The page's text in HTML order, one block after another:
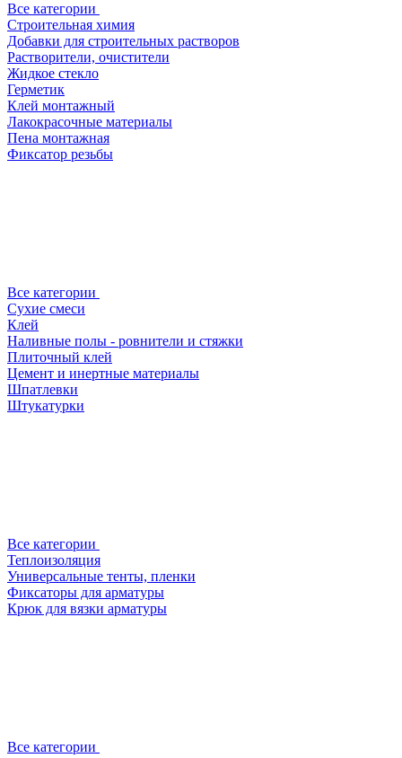
Все категории
Строительная химия
Добавки для строительных растворов
Растворители, очистители
Жидкое стекло
Герметик
Клей монтажный
Лакокрасочные материалы
Пена монтажная
Фиксатор резьбы
Все категории
Сухие смеси
Клей
Наливные полы - ровнители и стяжки
Плиточный клей
Цемент и инертные материалы
Шпатлевки
Штукатурки
Все категории
Теплоизоляция
Универсальные тенты, пленки
Фиксаторы для арматуры
Крюк для вязки арматуры
Все категории